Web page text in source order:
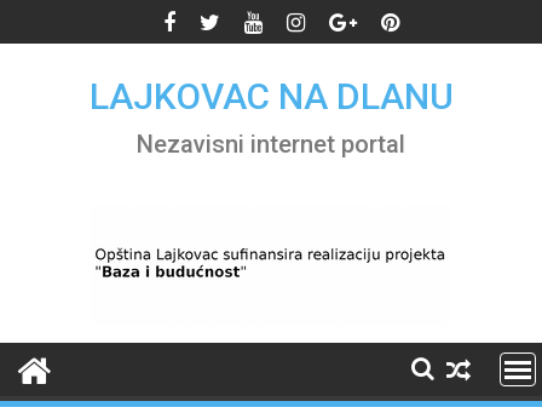
to
LAJKOVAC NA DLANU
Nezavisni internet portal